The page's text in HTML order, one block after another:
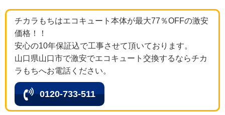
チカラもちはエコキュート本体が最大77％OFFの激安
価格！！
安心の10年保証込で工事させて頂いております。
山口県山口市で激安でエコキュート交換するならチカ
ラもちへお電話ください。
0120-733-511